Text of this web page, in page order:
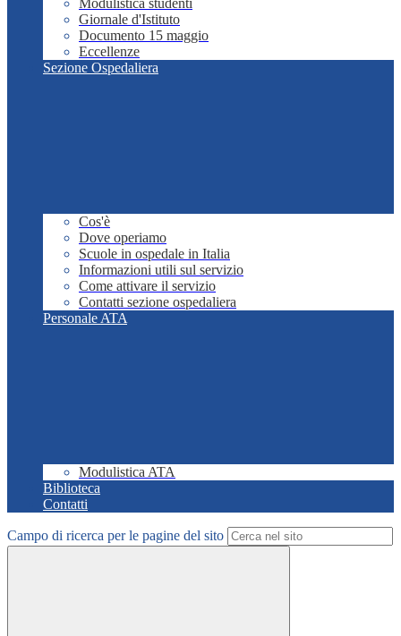
Modulistica studenti
Giornale d'Istituto
Documento 15 maggio
Eccellenze
Sezione Ospedaliera
Cos'è
Dove operiamo
Scuole in ospedale in Italia
Informazioni utili sul servizio
Come attivare il servizio
Contatti sezione ospedaliera
Personale ATA
Modulistica ATA
Biblioteca
Contatti
Campo di ricerca per le pagine del sito